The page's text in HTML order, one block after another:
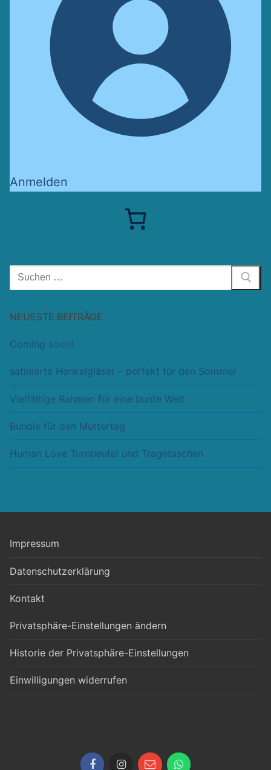
Anmelden
Suchen
nach:
NEUESTE BEITRÄGE
Coming soon!
satinierte Henkelgläser – perfekt für den Sommer
Vielfältige Rahmen für eine bunte Welt
Bundle für den Muttertag
Human Love Turnbeutel und Tragetaschen
Impressum
Datenschutzerklärung
Kontakt
Privatsphäre-Einstellungen ändern
Historie der Privatsphäre-Einstellungen
Einwilligungen widerrufen